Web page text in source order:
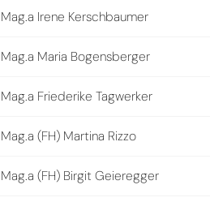
Mag.a Irene Kerschbaumer
Mag.a Maria Bogensberger
Mag.a Friederike Tagwerker
Mag.a (FH) Martina Rizzo
Mag.a (FH) Birgit Geieregger